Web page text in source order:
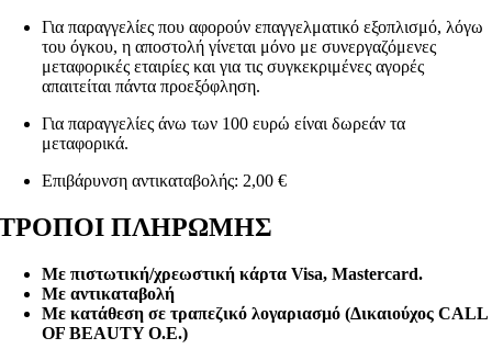
Για παραγγελίες που αφορούν επαγγελματικό εξοπλισμό, λόγω
του όγκου, η αποστολή γίνεται μόνο με συνεργαζόμενες
μεταφορικές εταιρίες και για τις συγκεκριμένες αγορές
απαιτείται πάντα προεξόφληση.
Για παραγγελίες άνω των 100 ευρώ είναι δωρεάν τα
μεταφορικά.
Επιβάρυνση αντικαταβολής: 2,00 €
ΠΛΗΡΩΜΗΣ
Με πιστωτική/χρεωστική κάρτα Visa, Mastercard.
Με αντικαταβολή
Με κατάθεση σε τραπεζικό λογαριασμό (Δικαιούχος CALL
OF BEAUTY O.E.)